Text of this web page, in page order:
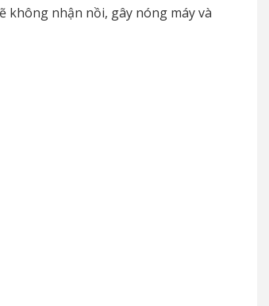
không nhận nồi, gây nóng máy và